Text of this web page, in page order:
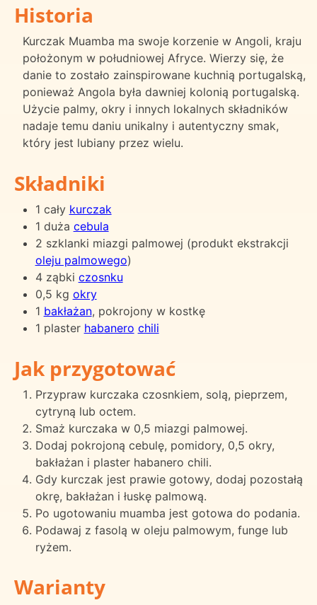
Historia
Kurczak Muamba ma swoje korzenie w Angoli, kraju
położonym w południowej Afryce. Wierzy się, że
danie to zostało zainspirowane kuchnią portugalską,
ponieważ Angola była dawniej kolonią portugalską.
Użycie palmy, okry i innych lokalnych składników
nadaje temu daniu unikalny i autentyczny smak,
który jest lubiany przez wielu.
Składniki
1 cały kurczak
1 duża cebula
2 szklanki miazgi palmowej (produkt ekstrakcji
oleju palmowego)
4 ząbki czosnku
0,5 kg okry
1 bakłażan, pokrojony w kostkę
1 plaster habanero chili
Jak przygotować
Przypraw kurczaka czosnkiem, solą, pieprzem,
cytryną lub octem.
Smaż kurczaka w 0,5 miazgi palmowej.
Dodaj pokrojoną cebulę, pomidory, 0,5 okry,
bakłażan i plaster habanero chili.
Gdy kurczak jest prawie gotowy, dodaj pozostałą
okrę, bakłażan i łuskę palmową.
Po ugotowaniu muamba jest gotowa do podania.
Podawaj z fasolą w oleju palmowym, funge lub
ryżem.
Warianty